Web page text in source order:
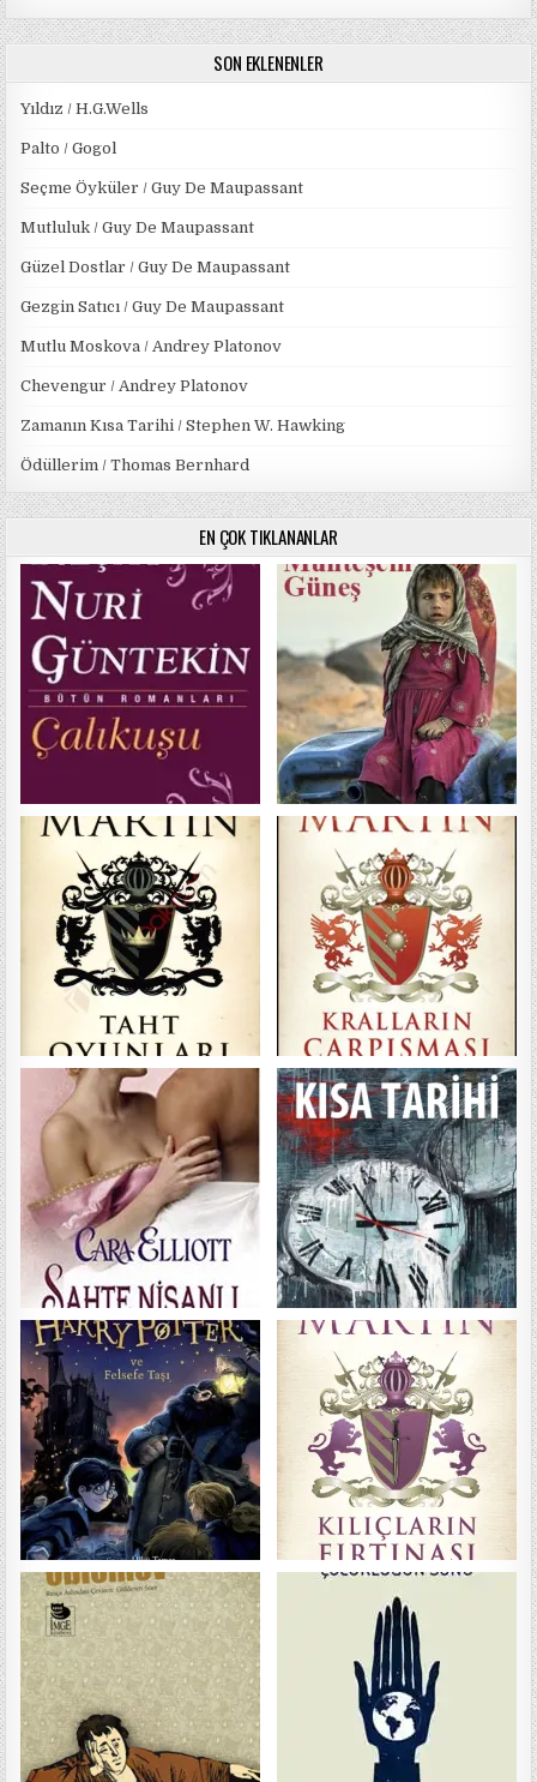
SON EKLENENLER
Yıldız / H.G.Wells
Palto / Gogol
Seçme Öyküler / Guy De Maupassant
Mutluluk / Guy De Maupassant
Güzel Dostlar / Guy De Maupassant
Gezgin Satıcı / Guy De Maupassant
Mutlu Moskova / Andrey Platonov
Chevengur / Andrey Platonov
Zamanın Kısa Tarihi / Stephen W. Hawking
Ödüllerim / Thomas Bernhard
EN ÇOK TIKLANANLAR